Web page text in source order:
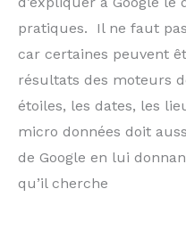
pratiques. Il ne faut
car certaines peuvent
résultats des moteurs
étoiles, les dates, les
micro données doit
de Google en lui
qu’il cherche